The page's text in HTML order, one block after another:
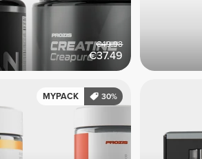
€37.49
€49.98
MYPACK 30%